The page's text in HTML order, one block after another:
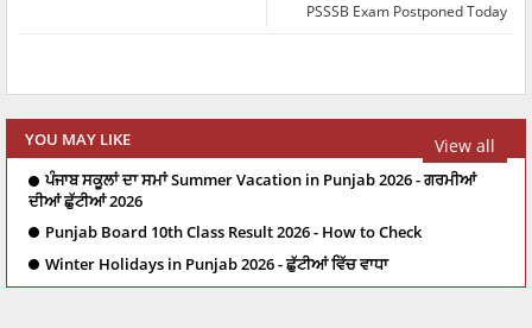
PSSSB Exam Postponed Today
YOU MAY LIKE View all
ਪੰਜਾਬ ਸਕੂਲਾਂ ਦਾ ਸਮਾਂ Summer Vacation in Punjab 2026 - ਗਰਮੀਆਂ
ਦੀਆਂ ਛੁੱਟੀਆਂ 2026
Punjab Board 10th Class Result 2026 - How to Check
Winter Holidays in Punjab 2026 - ਛੁੱਟੀਆਂ ਵਿੱਚ ਵਾਧਾ